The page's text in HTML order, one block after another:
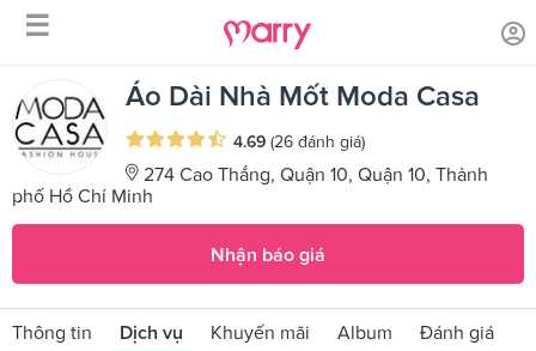
☰
Trang chủ Sản phẩm dịch vụ / Áo dài 2 họ
Áo Dài Nhà Mốt Moda Casa
4.69 (26 đánh giá)
274 Cao Thắng, Quận 10, Quận 10, Thành
phố Hồ Chí Minh
Nhận báo giá
Thông tin Dịch vụ Khuyến mãi Album Đánh giá